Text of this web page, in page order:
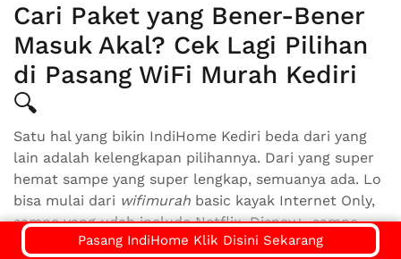
Cari Paket yang Bener-Bener
Masuk Akal? Cek Lagi Pilihan
di Pasang WiFi Murah Kediri
🔍
Satu hal yang bikin IndiHome Kediri beda dari yang
lain adalah kelengkapan pilihannya. Dari yang super
hemat sampe yang super lengkap, semuanya ada. Lo
bisa mulai dari wifimurah basic kayak Internet Only,
sampe yang udah include Netflix, Disney+, sampe
IndiHome TV.Pasang IndiHome Klik Disini Sekarang